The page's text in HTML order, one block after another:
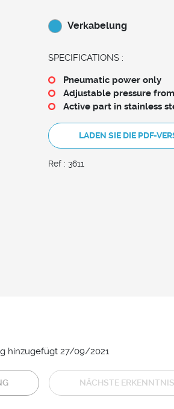
Verkabelung
SPECIFICATIONS :
Pneumatic power only
Adjustable pressure
Active part in stainless
LADEN SIE DIE PDF-
Ref : 3611
hinzugefügt 27/09/2021
NÄCHSTE ERKENNTNIS